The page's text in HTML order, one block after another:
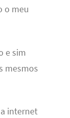
o meu
e sim
mesmos
internet